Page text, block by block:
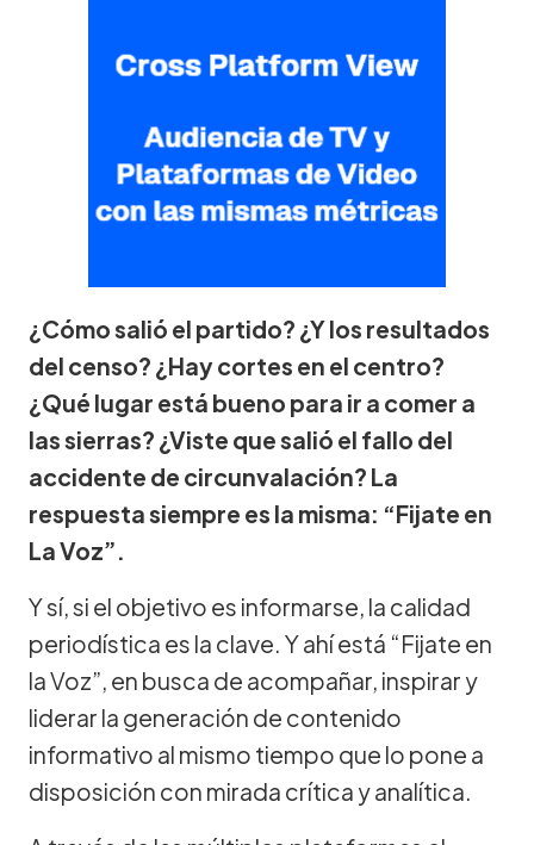
¿Cómo salió el partido? ¿Y los resultados
del censo? ¿Hay cortes en el centro?
¿Qué lugar está bueno para ir a comer a
las sierras? ¿Viste que salió el fallo del
accidente de circunvalación? La
respuesta siempre es la misma: “Fijate en
La Voz”.
Y sí, si el objetivo es informarse, la calidad
periodística es la clave. Y ahí está “Fijate en
la Voz”, en busca de acompañar, inspirar y
liderar la generación de contenido
informativo al mismo tiempo que lo pone a
disposición con mirada crítica y analítica.